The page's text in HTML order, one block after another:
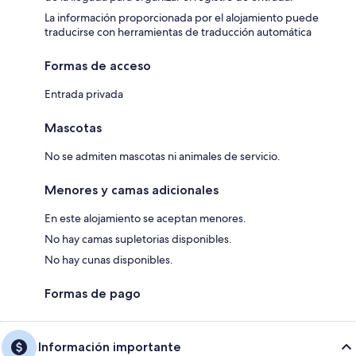
La información proporcionada por el alojamiento puede
traducirse con herramientas de traducción automática
Formas de acceso
Entrada privada
Mascotas
No se admiten mascotas ni animales de servicio.
Menores y camas adicionales
En este alojamiento se aceptan menores.
No hay camas supletorias disponibles.
No hay cunas disponibles.
Formas de pago
Información importante